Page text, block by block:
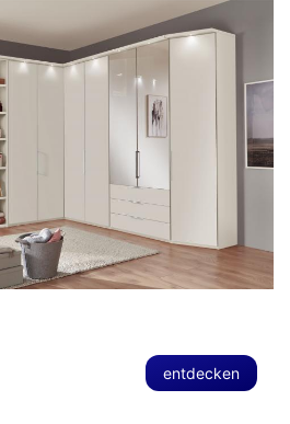
entdecken